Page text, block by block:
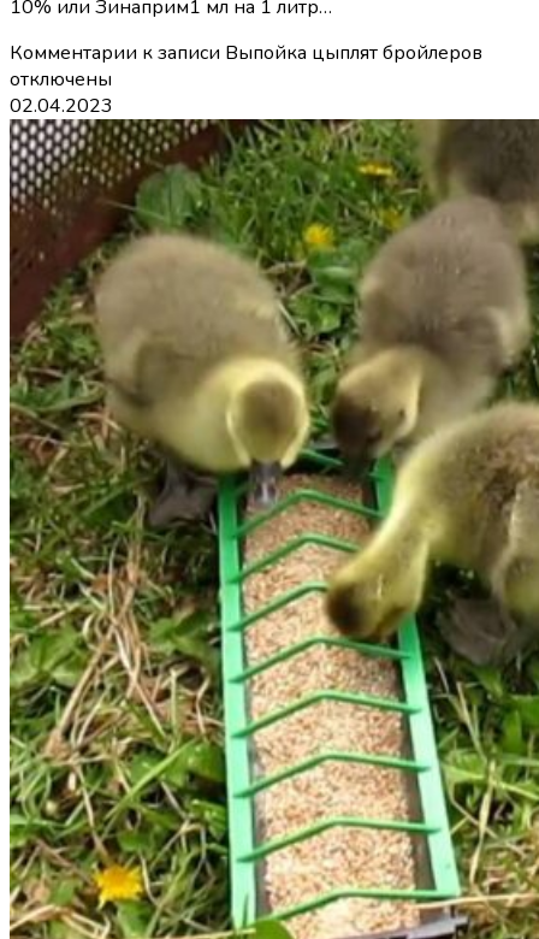
10% или Зинаприм1 мл на 1 литр…
Комментарии к записи Выпойка цыплят бройлеров
отключены
02.04.2023